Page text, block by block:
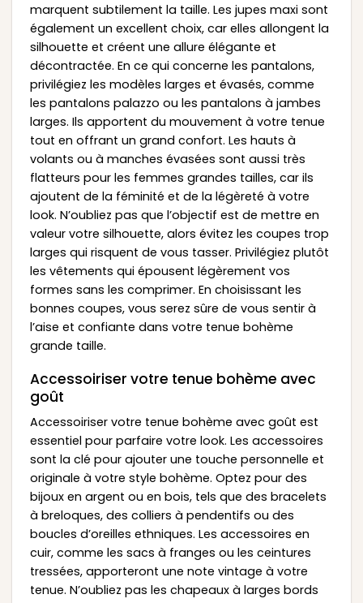
marquent subtilement la taille. Les jupes maxi sont
également un excellent choix, car elles allongent la
silhouette et créent une allure élégante et
décontractée. En ce qui concerne les pantalons,
privilégiez les modèles larges et évasés, comme
les pantalons palazzo ou les pantalons à jambes
larges. Ils apportent du mouvement à votre tenue
tout en offrant un grand confort. Les hauts à
volants ou à manches évasées sont aussi très
flatteurs pour les femmes grandes tailles, car ils
ajoutent de la féminité et de la légèreté à votre
look. N’oubliez pas que l’objectif est de mettre en
valeur votre silhouette, alors évitez les coupes trop
larges qui risquent de vous tasser. Privilégiez plutôt
les vêtements qui épousent légèrement vos
formes sans les comprimer. En choisissant les
bonnes coupes, vous serez sûre de vous sentir à
l’aise et confiante dans votre tenue bohème
grande taille.
Accessoiriser votre tenue bohème avec
goût
Accessoiriser votre tenue bohème avec goût est
essentiel pour parfaire votre look. Les accessoires
sont la clé pour ajouter une touche personnelle et
originale à votre style bohème. Optez pour des
bijoux en argent ou en bois, tels que des bracelets
à breloques, des colliers à pendentifs ou des
boucles d’oreilles ethniques. Les accessoires en
cuir, comme les sacs à franges ou les ceintures
tressées, apporteront une note vintage à votre
tenue. N’oubliez pas les chapeaux à larges bords